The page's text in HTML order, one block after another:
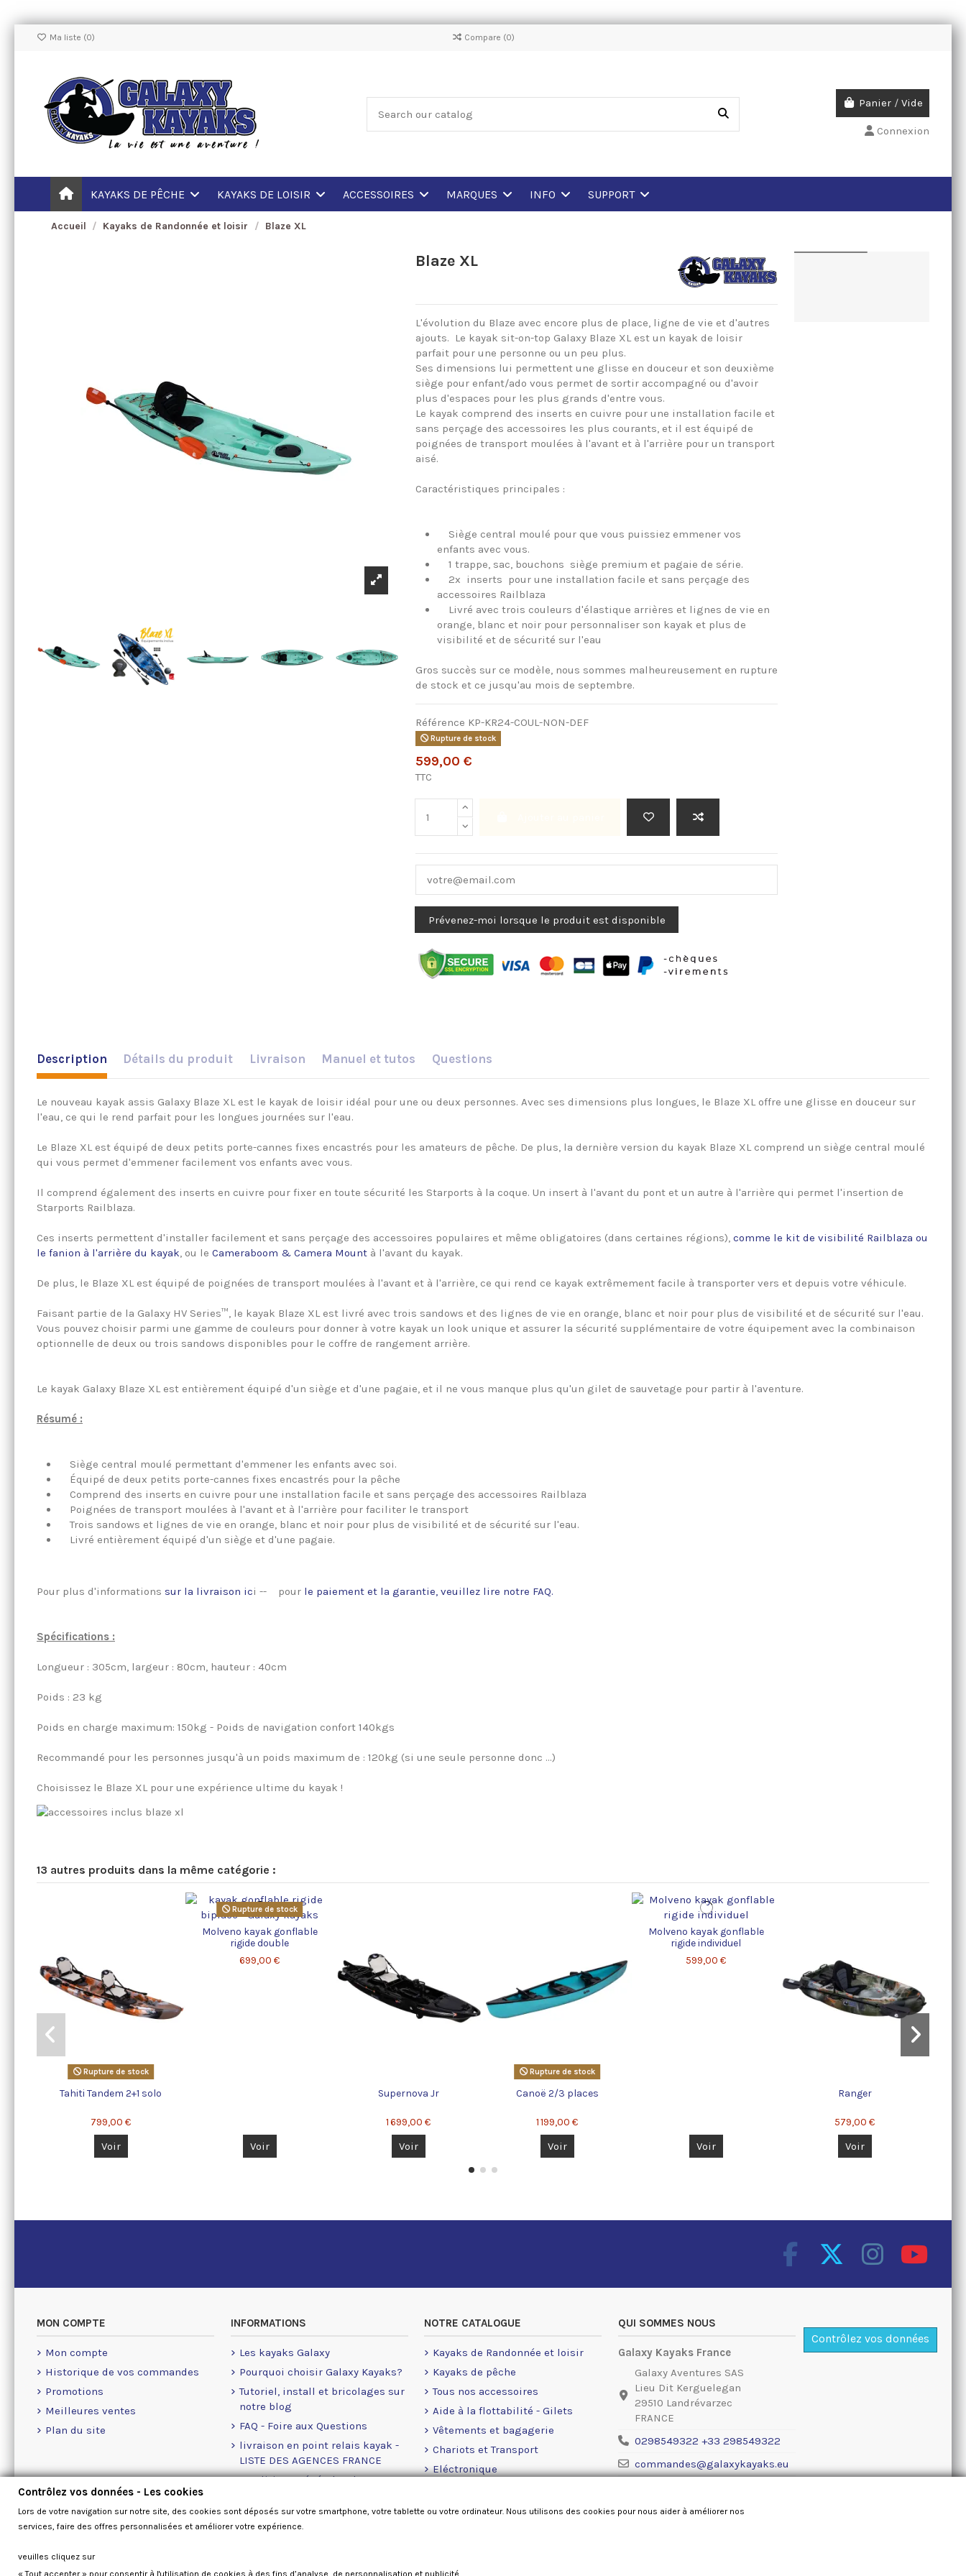
Ma liste (0) Compare (0)
Panier /Vide
Connexion
KAYAKS DE PÊCHE KAYAKS DE LOISIR ACCESSOIRES MARQUES INFO SUPPORT
Accueil Kayaks de Randonnée et loisir Blaze XL
Blaze XL
L'évolution du Blaze avec encore plus de place, ligne de vie et d'autres
ajouts. Le kayak sit-on-top Galaxy Blaze XL est un kayak de loisir
parfait pour une personne ou un peu plus.
Ses dimensions lui permettent une glisse en douceur et son deuxième
siège pour enfant/ado vous permet de sortir accompagné ou d'avoir
plus d'espaces pour les plus grands d'entre vous.
Le kayak comprend des inserts en cuivre pour une installation facile et
sans perçage des accessoires les plus courants, et il est équipé de
poignées de transport moulées à l'avant et à l'arrière pour un transport
aisé.
Caractéristiques principales :
Siège central moulé pour que vous puissiez emmener vos
enfants avec vous.
1 trappe, sac, bouchons siège premium et pagaie de série.
2x inserts pour une installation facile et sans perçage des
accessoires Railblaza
Livré avec trois couleurs d'élastique arrières et lignes de vie en
orange, blanc et noir pour personnaliser son kayak et plus de
visibilité et de sécurité sur l'eau
Gros succès sur ce modèle, nous sommes malheureusement en rupture
de stock et ce jusqu'au mois de septembre.
Référence KP-KR24-COUL-NON-DEF
Rupture de stock
599,00 €
TTC
Description Détails du produit Livraison Manuel et tutos Questions
Le nouveau kayak assis Galaxy Blaze XL est le kayak de loisir idéal pour une ou deux personnes. Avec ses dimensions plus longues, le Blaze XL offre une glisse en douceur sur
l'eau, ce qui le rend parfait pour les longues journées sur l'eau.
Le Blaze XL est équipé de deux petits porte-cannes fixes encastrés pour les amateurs de pêche. De plus, la dernière version du kayak Blaze XL comprend un siège central moulé
qui vous permet d'emmener facilement vos enfants avec vous.
Il comprend également des inserts en cuivre pour fixer en toute sécurité les Starports à la coque. Un insert à l'avant du pont et un autre à l'arrière qui permet l'insertion de
Starports Railblaza.
Ces inserts permettent d'installer facilement et sans perçage des accessoires populaires et même obligatoires (dans certaines régions),comme le kit de visibilité Railblaza ou
le fanion à l'arrière du kayak, ou le Cameraboom & Camera Mount à l'avant du kayak.
De plus, le Blaze XL est équipé de poignées de transport moulées à l'avant et à l'arrière, ce qui rend ce kayak extrêmement facile à transporter vers et depuis votre véhicule.
Faisant partie de la Galaxy HV Series™, le kayak Blaze XL est livré avec trois sandows et des lignes de vie en orange, blanc et noir pour plus de visibilité et de sécurité sur l'eau.
Vous pouvez choisir parmi une gamme de couleurs pour donner à votre kayak un look unique et assurer la sécurité supplémentaire de votre équipement avec la combinaison
optionnelle de deux ou trois sandows disponibles pour le coffre de rangement arrière.
Le kayak Galaxy Blaze XL est entièrement équipé d'un siège et d'une pagaie, et il ne vous manque plus qu'un gilet de sauvetage pour partir à l'aventure.
Résumé :
Siège central moulé permettant d'emmener les enfants avec soi.
Équipé de deux petits porte-cannes fixes encastrés pour la pêche
Comprend des inserts en cuivre pour une installation facile et sans perçage des accessoires Railblaza
Poignées de transport moulées à l'avant et à l'arrière pour faciliter le transport
Trois sandows et lignes de vie en orange, blanc et noir pour plus de visibilité et de sécurité sur l'eau.
Livré entièrement équipé d'un siège et d'une pagaie.
Pour plus d'informations sur la livraison ici -- pour le paiement et la garantie, veuillez lire notre FAQ.
Spécifications :
Longueur : 305cm, largeur : 80cm, hauteur : 40cm
Poids : 23 kg
Poids en charge maximum: 150kg - Poids de navigation confort 140kgs
Recommandé pour les personnes jusqu'à un poids maximum de : 120kg (si une seule personne donc ...)
Choisissez le Blaze XL pour une expérience ultime du kayak !
13 autres produits dans la même catégorie :
Rupture de stock
Tahiti Tandem 2+1 solo
799,00 €
Voir
Rupture de stock
Molveno kayak gonflable
rigide double
699,00 €
Voir
Supernova Jr
1 699,00 €
Voir
Rupture de stock
Canoë 2/3 places
1 199,00 €
Voir
Molveno kayak gonflable
rigide individuel
599,00 €
Voir
Ranger
579,00 €
Voir
MON COMPTE
Mon compte
Historique de vos commandes
Promotions
Meilleures ventes
Plan du site
INFORMATIONS
Les kayaks Galaxy
Pourquoi choisir Galaxy Kayaks?
Tutoriel, install et bricolages sur
notre blog
FAQ - Foire aux Questions
livraison en point relais kayak -
LISTE DES AGENCES FRANCE
Conditions générales de ventes
Nous contacter
NOTRE CATALOGUE
Kayaks de Randonnée et loisir
Kayaks de pêche
Tous nos accessoires
Aide à la flottabilité - Gilets
Vêtements et bagagerie
Chariots et Transport
Eléctronique
Accastillage Railblaza
QUI SOMMES NOUS
Galaxy Kayaks France
Galaxy Aventures SAS
Lieu Dit Kerguelegan
29510 Landrévarzec
FRANCE
0298549322 +33 298549322
commandes@galaxykayaks.eu
Contrôlez vos données
Contrôlez vos données - Les cookies
Lors de votre navigation sur notre site, des cookies sont déposés sur votre smartphone, votre tablette ou votre ordinateur. Nous utilisons des cookies pour nous aider à améliorer nos
services, faire des offres personnalisées et améliorer votre expérience.
veuilles cliquez sur
« Tout accepter » pour consentir à l'utilisation de cookies à des fins d’analyse, de personnalisation et publicité,